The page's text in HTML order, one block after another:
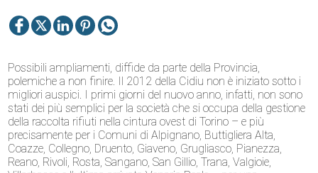
Possibili ampliamenti, diffide da parte della Provincia,
polemiche a non finire. Il 2012 della Cidiu non è iniziato sotto i
migliori auspici. I primi giorni del nuovo anno, infatti, non sono
stati dei più semplici per la società che si occupa della gestione
della raccolta rifiuti nella cintura ovest di Torino – e più
precisamente per i Comuni di Alpignano, Buttigliera Alta,
Coazze, Collegno, Druento, Giaveno, Grugliasco, Pianezza,
Reano, Rivoli, Rosta, Sangano, San Gillio, Trana, Valgioie,